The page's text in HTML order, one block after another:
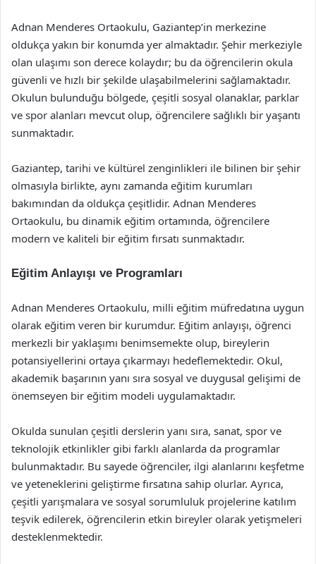
Adnan Menderes Ortaokulu, Gaziantep’in merkezine
oldukça yakın bir konumda yer almaktadır. Şehir merkeziyle
olan ulaşımı son derece kolaydır; bu da öğrencilerin okula
güvenli ve hızlı bir şekilde ulaşabilmelerini sağlamaktadır.
Okulun bulunduğu bölgede, çeşitli sosyal olanaklar, parklar
ve spor alanları mevcut olup, öğrencilere sağlıklı bir yaşantı
sunmaktadır.
Gaziantep, tarihi ve kültürel zenginlikleri ile bilinen bir şehir
olmasıyla birlikte, aynı zamanda eğitim kurumları
bakımından da oldukça çeşitlidir. Adnan Menderes
Ortaokulu, bu dinamik eğitim ortamında, öğrencilere
modern ve kaliteli bir eğitim fırsatı sunmaktadır.
Eğitim Anlayışı ve Programları
Adnan Menderes Ortaokulu, milli eğitim müfredatına uygun
olarak eğitim veren bir kurumdur. Eğitim anlayışı, öğrenci
merkezli bir yaklaşımı benimsemekte olup, bireylerin
potansiyellerini ortaya çıkarmayı hedeflemektedir. Okul,
akademik başarının yanı sıra sosyal ve duygusal gelişimi de
önemseyen bir eğitim modeli uygulamaktadır.
Okulda sunulan çeşitli derslerin yanı sıra, sanat, spor ve
teknolojik etkinlikler gibi farklı alanlarda da programlar
bulunmaktadır. Bu sayede öğrenciler, ilgi alanlarını keşfetme
ve yeteneklerini geliştirme fırsatına sahip olurlar. Ayrıca,
çeşitli yarışmalara ve sosyal sorumluluk projelerine katılım
teşvik edilerek, öğrencilerin etkin bireyler olarak yetişmeleri
desteklenmektedir.